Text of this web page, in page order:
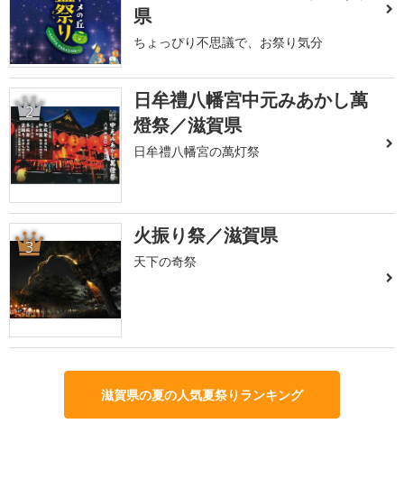
県
ちょっぴり不思議で、お祭り気分
2
日牟禮八幡宮中元みあかし萬
燈祭／滋賀県
日牟禮八幡宮の萬灯祭
3 火振り祭／滋賀県
天下の奇祭
滋賀県の夏の人気夏祭りランキング